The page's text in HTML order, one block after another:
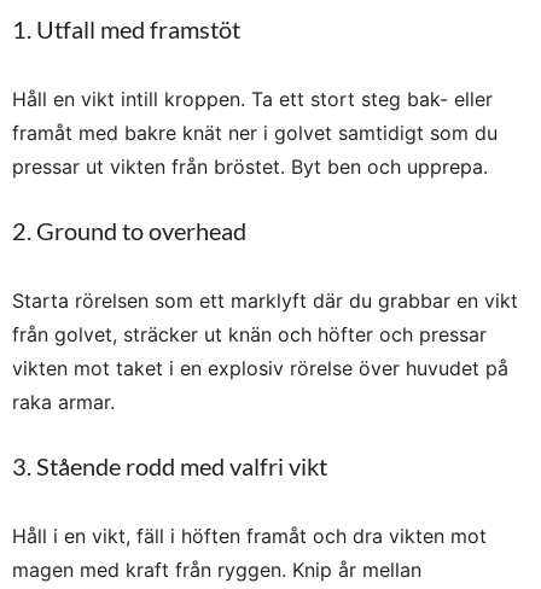
1. Utfall med framstöt
Håll en vikt intill kroppen. Ta ett stort steg bak- eller
framåt med bakre knät ner i golvet samtidigt som du
pressar ut vikten från bröstet. Byt ben och upprepa.
2. Ground to overhead
Starta rörelsen som ett marklyft där du grabbar en vikt
från golvet, sträcker ut knän och höfter och pressar
vikten mot taket i en explosiv rörelse över huvudet på
raka armar.
3. Stående rodd med valfri vikt
Håll i en vikt, fäll i höften framåt och dra vikten mot
magen med kraft från ryggen. Knip år mellan